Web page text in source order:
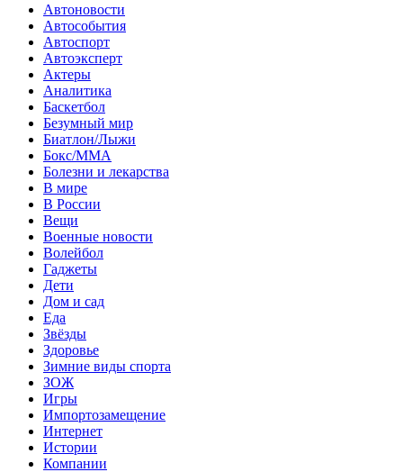
Автоновости
Автособытия
Автоспорт
Автоэксперт
Актеры
Аналитика
Баскетбол
Безумный мир
Биатлон/Лыжи
Бокс/MMA
Болезни и лекарства
В мире
В России
Вещи
Военные новости
Волейбол
Гаджеты
Дети
Дом и сад
Еда
Звёзды
Здоровье
Зимние виды спорта
ЗОЖ
Игры
Импортозамещение
Интернет
Истории
Компании